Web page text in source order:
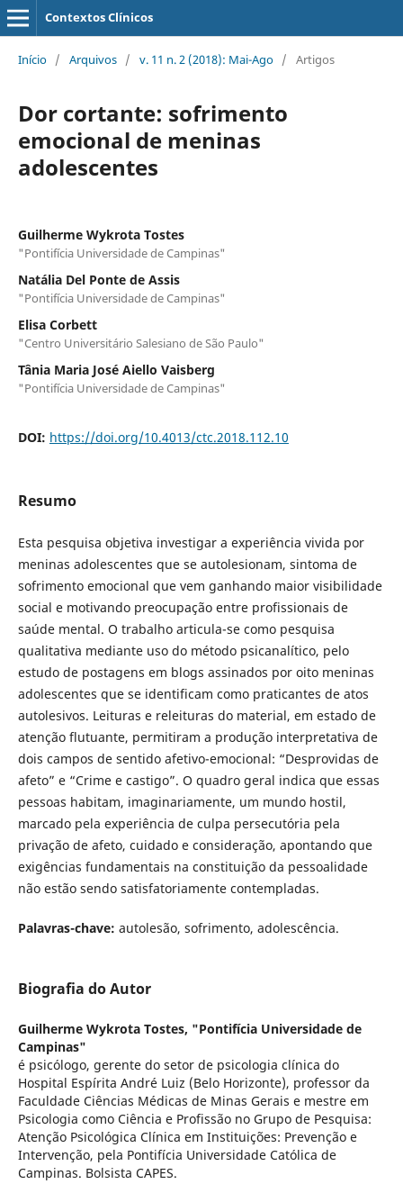
Contextos Clínicos
Início / Arquivos / v. 11 n. 2 (2018): Mai-Ago / Artigos
Dor cortante: sofrimento
emocional de meninas
adolescentes
Guilherme Wykrota Tostes
"Pontifícia Universidade de Campinas"
Natália Del Ponte de Assis
"Pontifícia Universidade de Campinas"
Elisa Corbett
"Centro Universitário Salesiano de São Paulo"
Tânia Maria José Aiello Vaisberg
"Pontifícia Universidade de Campinas"
DOI: https://doi.org/10.4013/ctc.2018.112.10
Resumo
Esta pesquisa objetiva investigar a experiência vivida por
meninas adolescentes que se autolesionam, sintoma de
sofrimento emocional que vem ganhando maior visibilidade
social e motivando preocupação entre profissionais de
saúde mental. O trabalho articula-se como pesquisa
qualitativa mediante uso do método psicanalítico, pelo
estudo de postagens em blogs assinados por oito meninas
adolescentes que se identificam como praticantes de atos
autolesivos. Leituras e releituras do material, em estado de
atenção flutuante, permitiram a produção interpretativa de
dois campos de sentido afetivo-emocional: “Desprovidas de
afeto” e “Crime e castigo”. O quadro geral indica que essas
pessoas habitam, imaginariamente, um mundo hostil,
marcado pela experiência de culpa persecutória pela
privação de afeto, cuidado e consideração, apontando que
exigências fundamentais na constituição da pessoalidade
não estão sendo satisfatoriamente contempladas.
Palavras-chave: autolesão, sofrimento, adolescência.
Biografia do Autor
Guilherme Wykrota Tostes, "Pontifícia Universidade de
Campinas"
é psicólogo, gerente do setor de psicologia clínica do
Hospital Espírita André Luiz (Belo Horizonte), professor da
Faculdade Ciências Médicas de Minas Gerais e mestre em
Psicologia como Ciência e Profissão no Grupo de Pesquisa:
Atenção Psicológica Clínica em Instituições: Prevenção e
Intervenção, pela Pontifícia Universidade Católica de
Campinas. Bolsista CAPES.